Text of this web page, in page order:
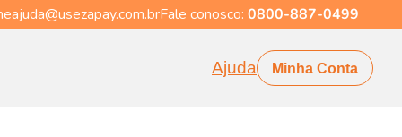
Fale conosco: 0800-887-0499
Ajuda Minha Conta